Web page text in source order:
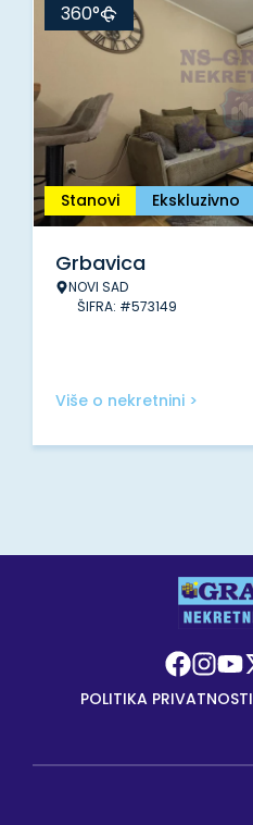
Stanovi Ekskluzivno
360°
Grbavica
NOVI SAD
ŠIFRA: #573149
Više o nekretnini >
POLITIKA PRIVATNOSTI